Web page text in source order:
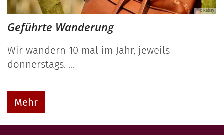
© pixabay
Geführte Wanderung
Wir wandern 10 mal im Jahr, jeweils
donnerstags. ...
Mehr